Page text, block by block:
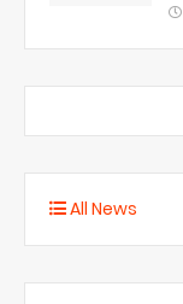
All News